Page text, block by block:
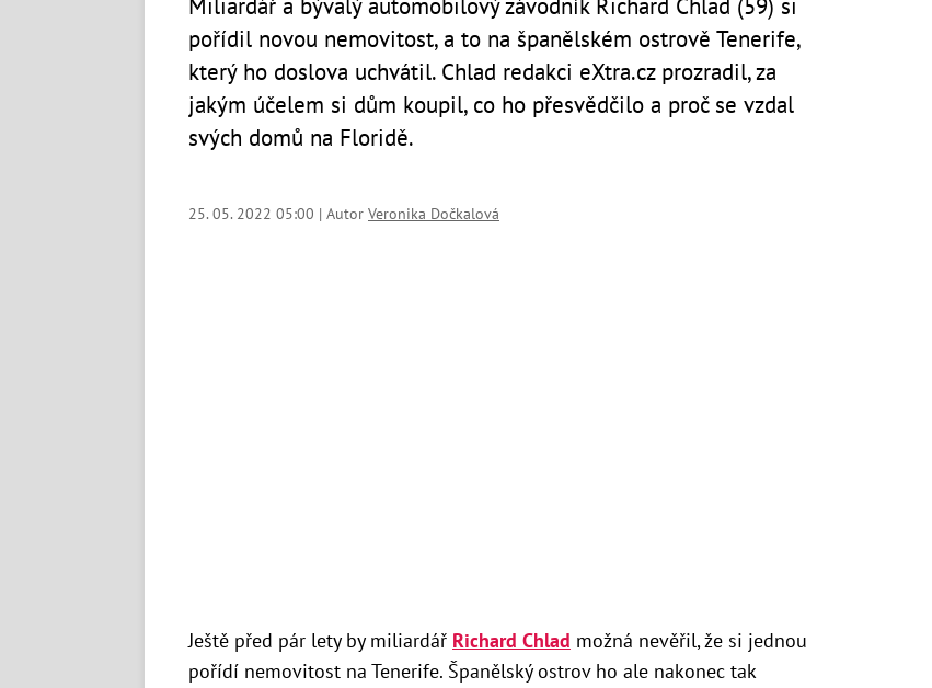
Miliardář a bývalý automobilový závodník Richard Chlad (59) si
pořídil novou nemovitost, a to na španělském ostrově Tenerife,
který ho doslova uchvátil. Chlad redakci eXtra.cz prozradil, za
jakým účelem si dům koupil, co ho přesvědčilo a proč se vzdal
svých domů na Floridě.
25. 05. 2022 05:00 | Autor Veronika Dočkalová
Ještě před pár lety by miliardář Richard Chlad možná nevěřil, že si jednou
pořídí nemovitost na Tenerife. Španělský ostrov ho ale nakonec tak